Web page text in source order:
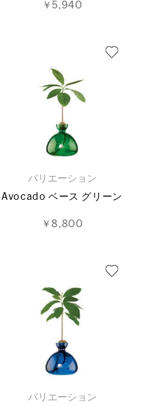
￥5,940
バリエーション
Avocado ベース グリーン
￥8,800
バリエーション